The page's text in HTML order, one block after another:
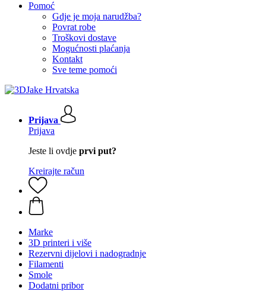
Pomoć
Gdje je moja narudžba?
Povrat robe
Troškovi dostave
Mogućnosti plaćanja
Kontakt
Sve teme pomoći
Prijava
Prijava
Jeste li ovdje prvi put?
Kreirajte račun
Marke
3D printeri i više
Rezervni dijelovi i nadogradnje
Filamenti
Smole
Dodatni pribor